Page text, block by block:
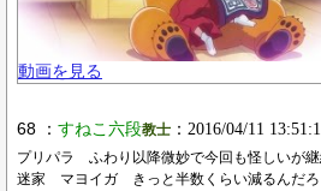
動画を見る
68 ： すねこ六段教士 ：2016/04/11
プリパラ ふわり以降微妙で今回も怪しいが
迷家 マヨイガ きっと半数くらい減るんだろ